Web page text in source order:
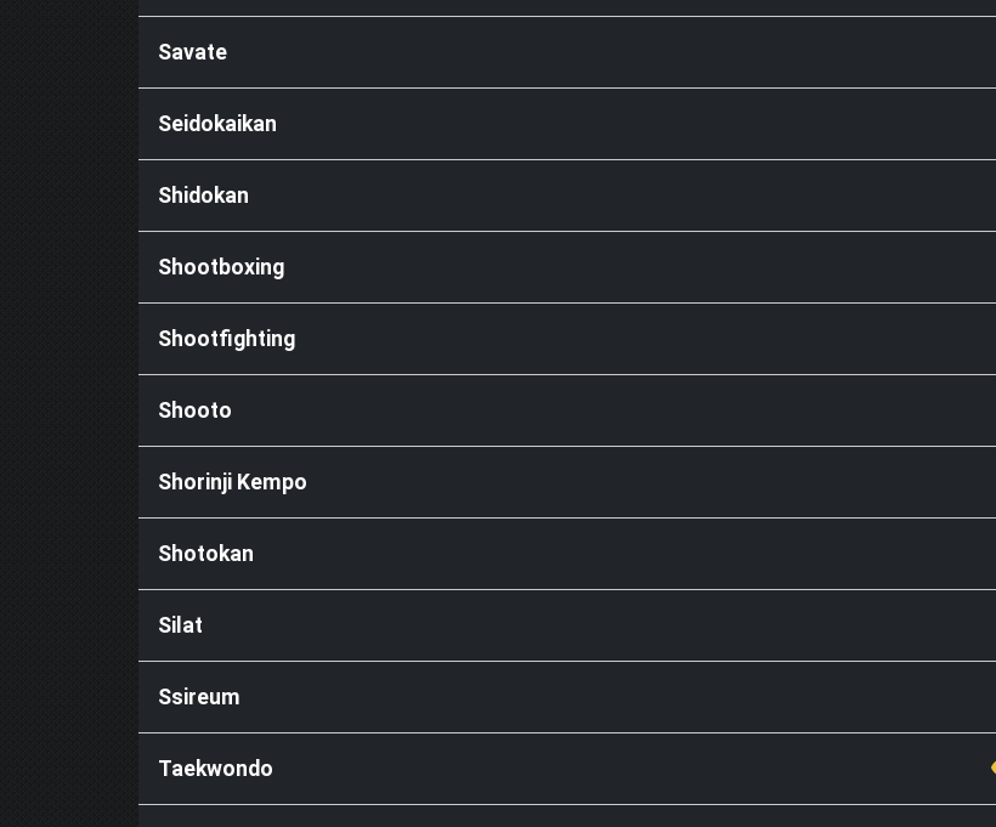
Savate
Seidokaikan
Shidokan
Shootboxing
Shootfighting
Shooto
Shorinji Kempo
Shotokan
Silat
Ssireum
Taekwondo